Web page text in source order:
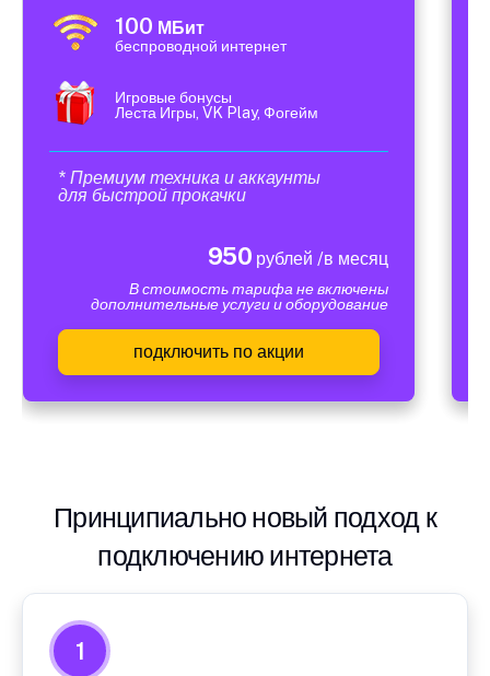
100 МБит
беспроводной интернет
Игровые бонусы
Леста Игры, VK Play, Фогейм
* Премиум техника и аккаунты
для быстрой прокачки
950 рублей /в месяц
В стоимость тарифа не включены
дополнительные услуги и оборудование
подключить по акции
Принципиально новый подход к
подключению интернета
1